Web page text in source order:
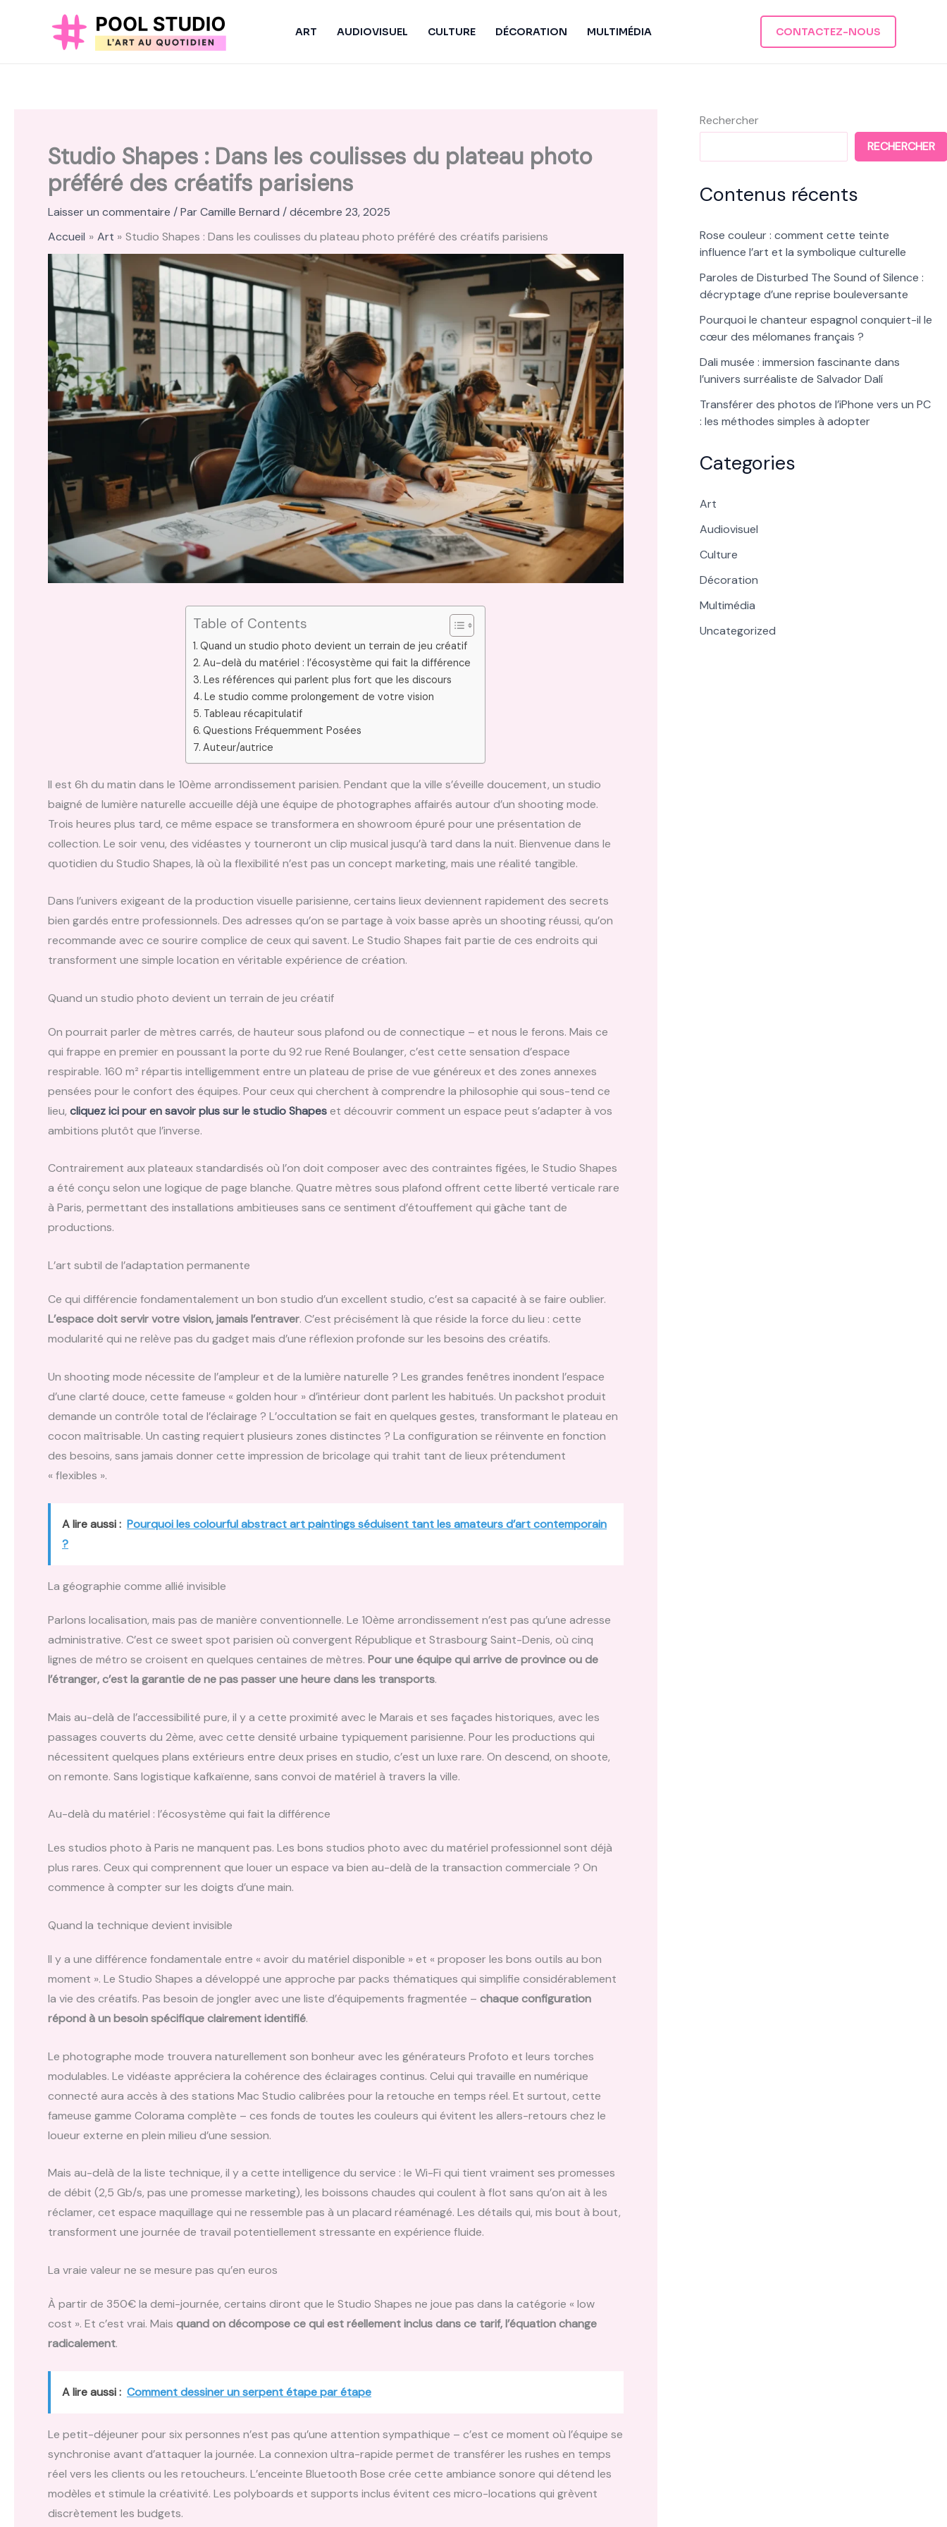
ART AUDIOVISUEL CULTURE DÉCORATION MULTIMÉDIA CONTACTEZ-NOUS
Studio Shapes : Dans les coulisses du plateau photo
préféré des créatifs parisiens
Laisser un commentaire / ParCamille Bernard /décembre 23, 2025
Accueil
Art Studio Shapes : Dans les coulisses du plateau photo préféré des créatifs parisiens
Table of Contents
Quand un studio photo devient un terrain de jeu créatif
Au-delà du matériel : l’écosystème qui fait la différence
Les références qui parlent plus fort que les discours
Le studio comme prolongement de votre vision
Tableau récapitulatif
Questions Fréquemment Posées
Auteur/autrice
Il est 6h du matin dans le 10ème arrondissement parisien. Pendant que la ville s’éveille doucement, un studio
baigné de lumière naturelle accueille déjà une équipe de photographes affairés autour d’un shooting mode.
Trois heures plus tard, ce même espace se transformera en showroom épuré pour une présentation de
collection. Le soir venu, des vidéastes y tourneront un clip musical jusqu’à tard dans la nuit. Bienvenue dans le
quotidien du Studio Shapes, là où la flexibilité n’est pas un concept marketing, mais une réalité tangible.
Dans l’univers exigeant de la production visuelle parisienne, certains lieux deviennent rapidement des secrets
bien gardés entre professionnels. Des adresses qu’on se partage à voix basse après un shooting réussi, qu’on
recommande avec ce sourire complice de ceux qui savent. Le Studio Shapes fait partie de ces endroits qui
transforment une simple location en véritable expérience de création.
Quand un studio photo devient un terrain de jeu créatif
On pourrait parler de mètres carrés, de hauteur sous plafond ou de connectique – et nous le ferons. Mais ce
qui frappe en premier en poussant la porte du 92 rue René Boulanger, c’est cette sensation d’espace
respirable. 160 m² répartis intelligemment entre un plateau de prise de vue généreux et des zones annexes
pensées pour le confort des équipes. Pour ceux qui cherchent à comprendre la philosophie qui sous-tend ce
lieu, cliquez ici pour en savoir plus sur le studio Shapeset découvrir comment un espace peut s’adapter à vos
ambitions plutôt que l’inverse.
Contrairement aux plateaux standardisés où l’on doit composer avec des contraintes figées, le Studio Shapes
a été conçu selon une logique de page blanche. Quatre mètres sous plafond offrent cette liberté verticale rare
à Paris, permettant des installations ambitieuses sans ce sentiment d’étouffement qui gâche tant de
productions.
L’art subtil de l’adaptation permanente
Ce qui différencie fondamentalement un bon studio d’un excellent studio, c’est sa capacité à se faire oublier.
L’espace doit servir votre vision, jamais l’entraver. C’est précisément là que réside la force du lieu : cette
modularité qui ne relève pas du gadget mais d’une réflexion profonde sur les besoins des créatifs.
Un shooting mode nécessite de l’ampleur et de la lumière naturelle ? Les grandes fenêtres inondent l’espace
d’une clarté douce, cette fameuse « golden hour » d’intérieur dont parlent les habitués. Un packshot produit
demande un contrôle total de l’éclairage ? L’occultation se fait en quelques gestes, transformant le plateau en
cocon maîtrisable. Un casting requiert plusieurs zones distinctes ? La configuration se réinvente en fonction
des besoins, sans jamais donner cette impression de bricolage qui trahit tant de lieux prétendument
« flexibles ».
A lire aussi : Pourquoi les colourful abstract art paintings séduisent tant les amateurs d’art contemporain
?
La géographie comme allié invisible
Parlons localisation, mais pas de manière conventionnelle. Le 10ème arrondissement n’est pas qu’une adresse
administrative. C’est ce sweet spot parisien où convergent République et Strasbourg Saint-Denis, où cinq
lignes de métro se croisent en quelques centaines de mètres. Pour une équipe qui arrive de province ou de
l’étranger, c’est la garantie de ne pas passer une heure dans les transports.
Mais au-delà de l’accessibilité pure, il y a cette proximité avec le Marais et ses façades historiques, avec les
passages couverts du 2ème, avec cette densité urbaine typiquement parisienne. Pour les productions qui
nécessitent quelques plans extérieurs entre deux prises en studio, c’est un luxe rare. On descend, on shoote,
on remonte. Sans logistique kafkaïenne, sans convoi de matériel à travers la ville.
Au-delà du matériel : l’écosystème qui fait la différence
Les studios photo à Paris ne manquent pas. Les bons studios photo avec du matériel professionnel sont déjà
plus rares. Ceux qui comprennent que louer un espace va bien au-delà de la transaction commerciale ? On
commence à compter sur les doigts d’une main.
Quand la technique devient invisible
Il y a une différence fondamentale entre « avoir du matériel disponible » et « proposer les bons outils au bon
moment ». Le Studio Shapes a développé une approche par packs thématiques qui simplifie considérablement
la vie des créatifs. Pas besoin de jongler avec une liste d’équipements fragmentée – chaque configuration
répond à un besoin spécifique clairement identifié.
Le photographe mode trouvera naturellement son bonheur avec les générateurs Profoto et leurs torches
modulables. Le vidéaste appréciera la cohérence des éclairages continus. Celui qui travaille en numérique
connecté aura accès à des stations Mac Studio calibrées pour la retouche en temps réel. Et surtout, cette
fameuse gamme Colorama complète – ces fonds de toutes les couleurs qui évitent les allers-retours chez le
loueur externe en plein milieu d’une session.
Mais au-delà de la liste technique, il y a cette intelligence du service : le Wi-Fi qui tient vraiment ses promesses
de débit (2,5 Gb/s, pas une promesse marketing), les boissons chaudes qui coulent à flot sans qu’on ait à les
réclamer, cet espace maquillage qui ne ressemble pas à un placard réaménagé. Les détails qui, mis bout à bout,
transforment une journée de travail potentiellement stressante en expérience fluide.
La vraie valeur ne se mesure pas qu’en euros
À partir de 350€ la demi-journée, certains diront que le Studio Shapes ne joue pas dans la catégorie « low
cost ». Et c’est vrai. Mais quand on décompose ce qui est réellement inclus dans ce tarif, l’équation change
radicalement.
A lire aussi : Comment dessiner un serpent étape par étape
Le petit-déjeuner pour six personnes n’est pas qu’une attention sympathique – c’est ce moment où l’équipe se
synchronise avant d’attaquer la journée. La connexion ultra-rapide permet de transférer les rushes en temps
réel vers les clients ou les retoucheurs. L’enceinte Bluetooth Bose crée cette ambiance sonore qui détend les
modèles et stimule la créativité. Les polyboards et supports inclus évitent ces micro-locations qui grèvent
discrètement les budgets.
Rechercher
RECHERCHER
Contenus récents
Rose couleur : comment cette teinte
influence l’art et la symbolique culturelle
Paroles de Disturbed The Sound of Silence :
décryptage d’une reprise bouleversante
Pourquoi le chanteur espagnol conquiert-il le
cœur des mélomanes français ?
Dali musée : immersion fascinante dans
l’univers surréaliste de Salvador Dalí
Transférer des photos de l’iPhone vers un PC
: les méthodes simples à adopter
Categories
Art
Audiovisuel
Culture
Décoration
Multimédia
Uncategorized